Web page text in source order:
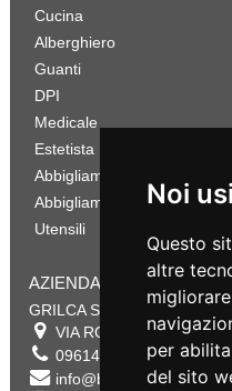
Noi
Questo
altre
per
del sito
Cucina
Alberghiero
Guanti
DPI
Medicale
Estetista
Abbigliamento Sportivo
Abbigliamento Bambino
Utensili
AZIENDA
GRILCA SRL
VIA ROMA 180 88054
0961432177
info@bestsafety.it